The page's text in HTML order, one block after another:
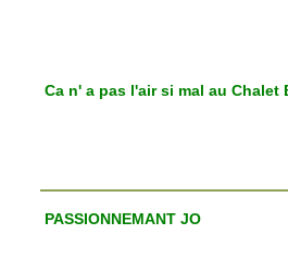
Ca n' a pas l'air si mal au Chalet
PASSIONNEMANT JO